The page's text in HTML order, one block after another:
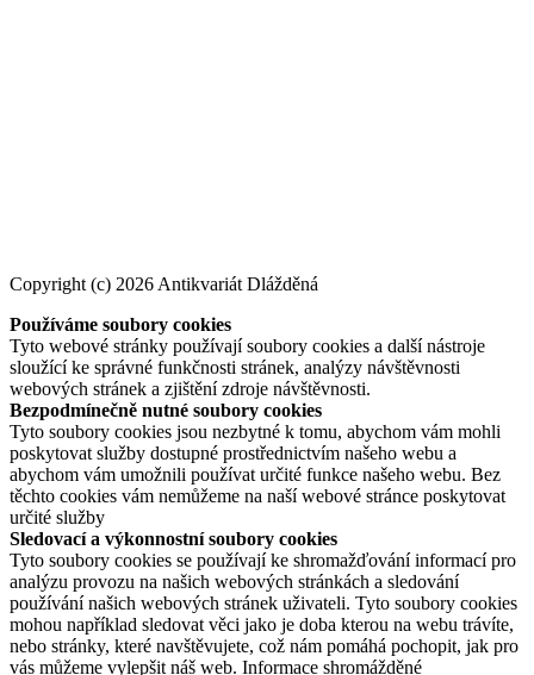
Copyright (c) 2026 Antikvariát Dlážděná
Používáme soubory cookies
Tyto webové stránky používají soubory cookies a další nástroje
sloužící ke správné funkčnosti stránek, analýzy návštěvnosti
webových stránek a zjištění zdroje návštěvnosti.
Bezpodmínečně nutné soubory cookies
Tyto soubory cookies jsou nezbytné k tomu, abychom vám mohli
poskytovat služby dostupné prostřednictvím našeho webu a
abychom vám umožnili používat určité funkce našeho webu. Bez
těchto cookies vám nemůžeme na naší webové stránce poskytovat
určité služby
Sledovací a výkonnostní soubory cookies
Tyto soubory cookies se používají ke shromažďování informací pro
analýzu provozu na našich webových stránkách a sledování
používání našich webových stránek uživateli. Tyto soubory cookies
mohou například sledovat věci jako je doba kterou na webu trávíte,
nebo stránky, které navštěvujete, což nám pomáhá pochopit, jak pro
vás můžeme vylepšit náš web. Informace shromážděné